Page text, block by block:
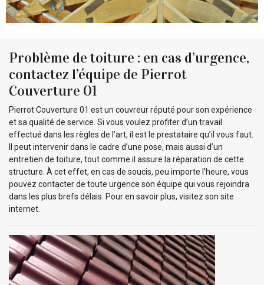
Problème de toiture : en cas d’urgence,
contactez l’équipe de Pierrot
Couverture 01
Pierrot Couverture 01 est un couvreur réputé pour son expérience
et sa qualité de service. Si vous voulez profiter d’un travail
effectué dans les règles de l’art, il est le prestataire qu’il vous faut.
Il peut intervenir dans le cadre d’une pose, mais aussi d’un
entretien de toiture, tout comme il assure la réparation de cette
structure. À cet effet, en cas de soucis, peu importe l’heure, vous
pouvez contacter de toute urgence son équipe qui vous rejoindra
dans les plus brefs délais. Pour en savoir plus, visitez son site
internet.